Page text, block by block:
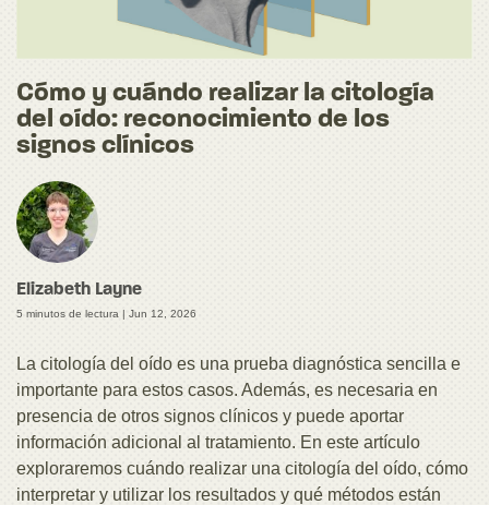
Cómo y cuándo realizar la citología
del oído: reconocimiento de los
signos clínicos
Elizabeth Layne
5 minutos de lectura | Jun 12, 2026
La citología del oído es una prueba diagnóstica sencilla e
importante para estos casos. Además, es necesaria en
presencia de otros signos clínicos y puede aportar
información adicional al tratamiento. En este artículo
exploraremos cuándo realizar una citología del oído, cómo
interpretar y utilizar los resultados y qué métodos están